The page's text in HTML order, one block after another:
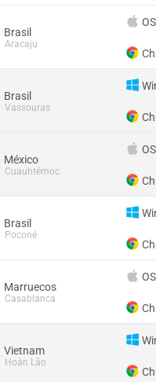
Brasil
Aracaju
Brasil
Vassouras
México
Cuauhtémoc
Brasil
Poconé
Marruecos
Casablanca
Vietnam
Hoàn Lão